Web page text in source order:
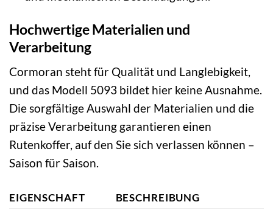
Hochwertige Materialien und
Verarbeitung
Cormoran steht für Qualität und Langlebigkeit,
und das Modell 5093 bildet hier keine Ausnahme.
Die sorgfältige Auswahl der Materialien und die
präzise Verarbeitung garantieren einen
Rutenkoffer, auf den Sie sich verlassen können –
Saison für Saison.
EIGENSCHAFT BESCHREIBUNG